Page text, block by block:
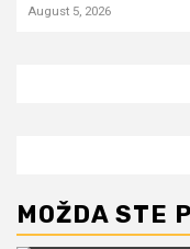
August 5, 2026
MOŽDA STE